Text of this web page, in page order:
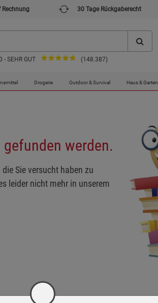
Rechnung 30 Tage Rückgaberecht
- SEHR GUT (148.387)
Drogerie Outdoor & Survival Haus & Garten
werden.
Sie versucht haben zu
leider nicht mehr in unserem